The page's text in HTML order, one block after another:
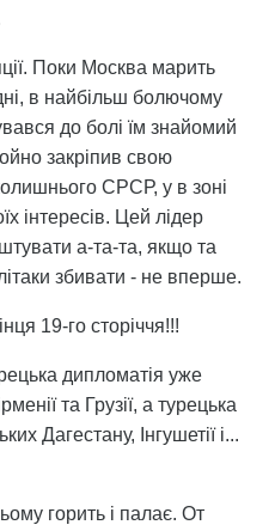
Поки Москва марить
в найбільш болючому
до болі їм знайомий
закріпив свою
СРСР, у в зоні
інтересів. Цей лідер
а-та-та, якщо та
збивати - не вперше.
19-го сторіччя!!!
дипломатія уже
та Грузії, а турецька
Дагестану, Інгушетії і...
горить і палає. От